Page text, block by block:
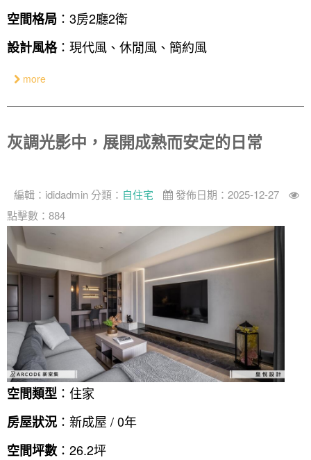
空間格局 ：3房2廳2衛
設計風格：現代風、休閒風、簡約風
more
灰調光影中，展開成熟而安定的日常
編輯： ididadmin 分類： 自住宅
發佈日期：2025-12-27
點擊數：884
空間類型 ：住家
房屋狀況 ：新成屋 / 0年
空間坪數 ：26.2坪